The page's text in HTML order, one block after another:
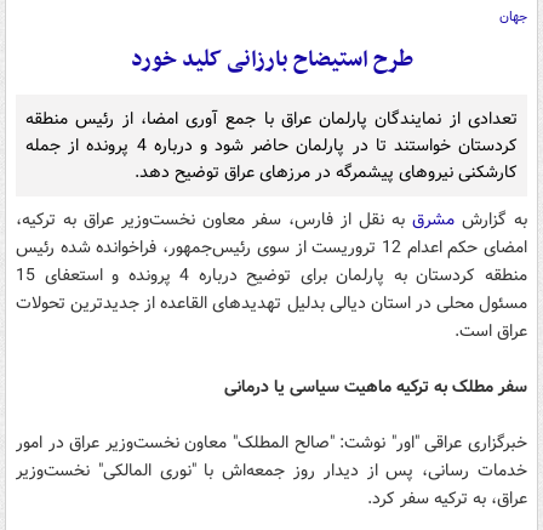
جهان
طرح استیضاح بارزانی کلید خورد
تعدادی از نمایندگان پارلمان عراق با جمع آوری امضا، از رئیس منطقه
کردستان خواستند تا در پارلمان حاضر شود و درباره 4 پرونده از جمله
کارشکنی نیروهای پیشمرگه در مرزهای عراق توضیح دهد.
به گزارش مشرق به نقل از فارس، سفر معاون نخست‌وزیر عراق به ترکیه،
امضای حکم اعدام 12 تروریست از سوی رئیس‌جمهور، فراخوانده شده رئیس
منطقه کردستان به پارلمان برای توضیح درباره 4 پرونده و استعفای 15
مسئول محلی در استان دیالی بدلیل تهدیدهای القاعده از جدیدترین تحولات
عراق است.
سفر مطلک به ترکیه ماهیت سیاسی یا درمانی
خبرگزاری عراقی "اور" نوشت: "صالح المطلک" معاون نخست‌وزیر عراق در امور
خدمات رسانی، پس از دیدار روز جمعه‌اش با "نوری المالکی" نخست‌وزیر
عراق، به ترکیه سفر کرد.